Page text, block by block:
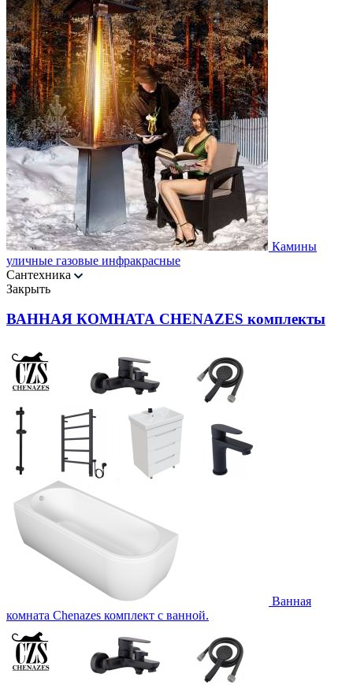
Камины
уличные газовые инфракрасные
Сантехника
Закрыть
ВАННАЯ КОМНАТА CHENAZES комплекты
Ванная
комната Chenazes комплект с ванной.